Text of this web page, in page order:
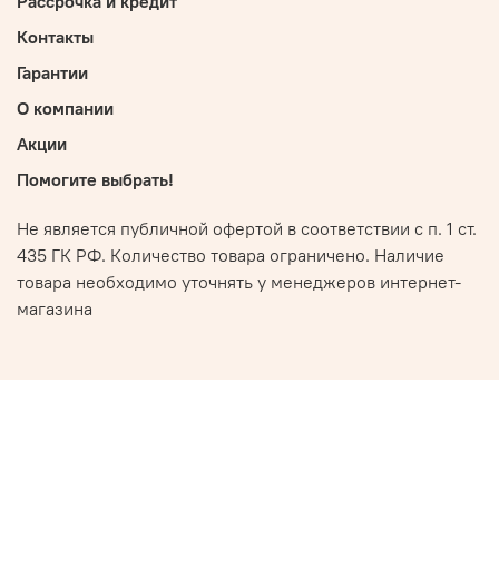
Контакты
Гарантии
О компании
Акции
Помогите выбрать!
Не является публичной офертой в соответствии с п. 1 ст.
435 ГК РФ. Количество товара ограничено. Наличие
товара необходимо уточнять у менеджеров интернет-
магазина